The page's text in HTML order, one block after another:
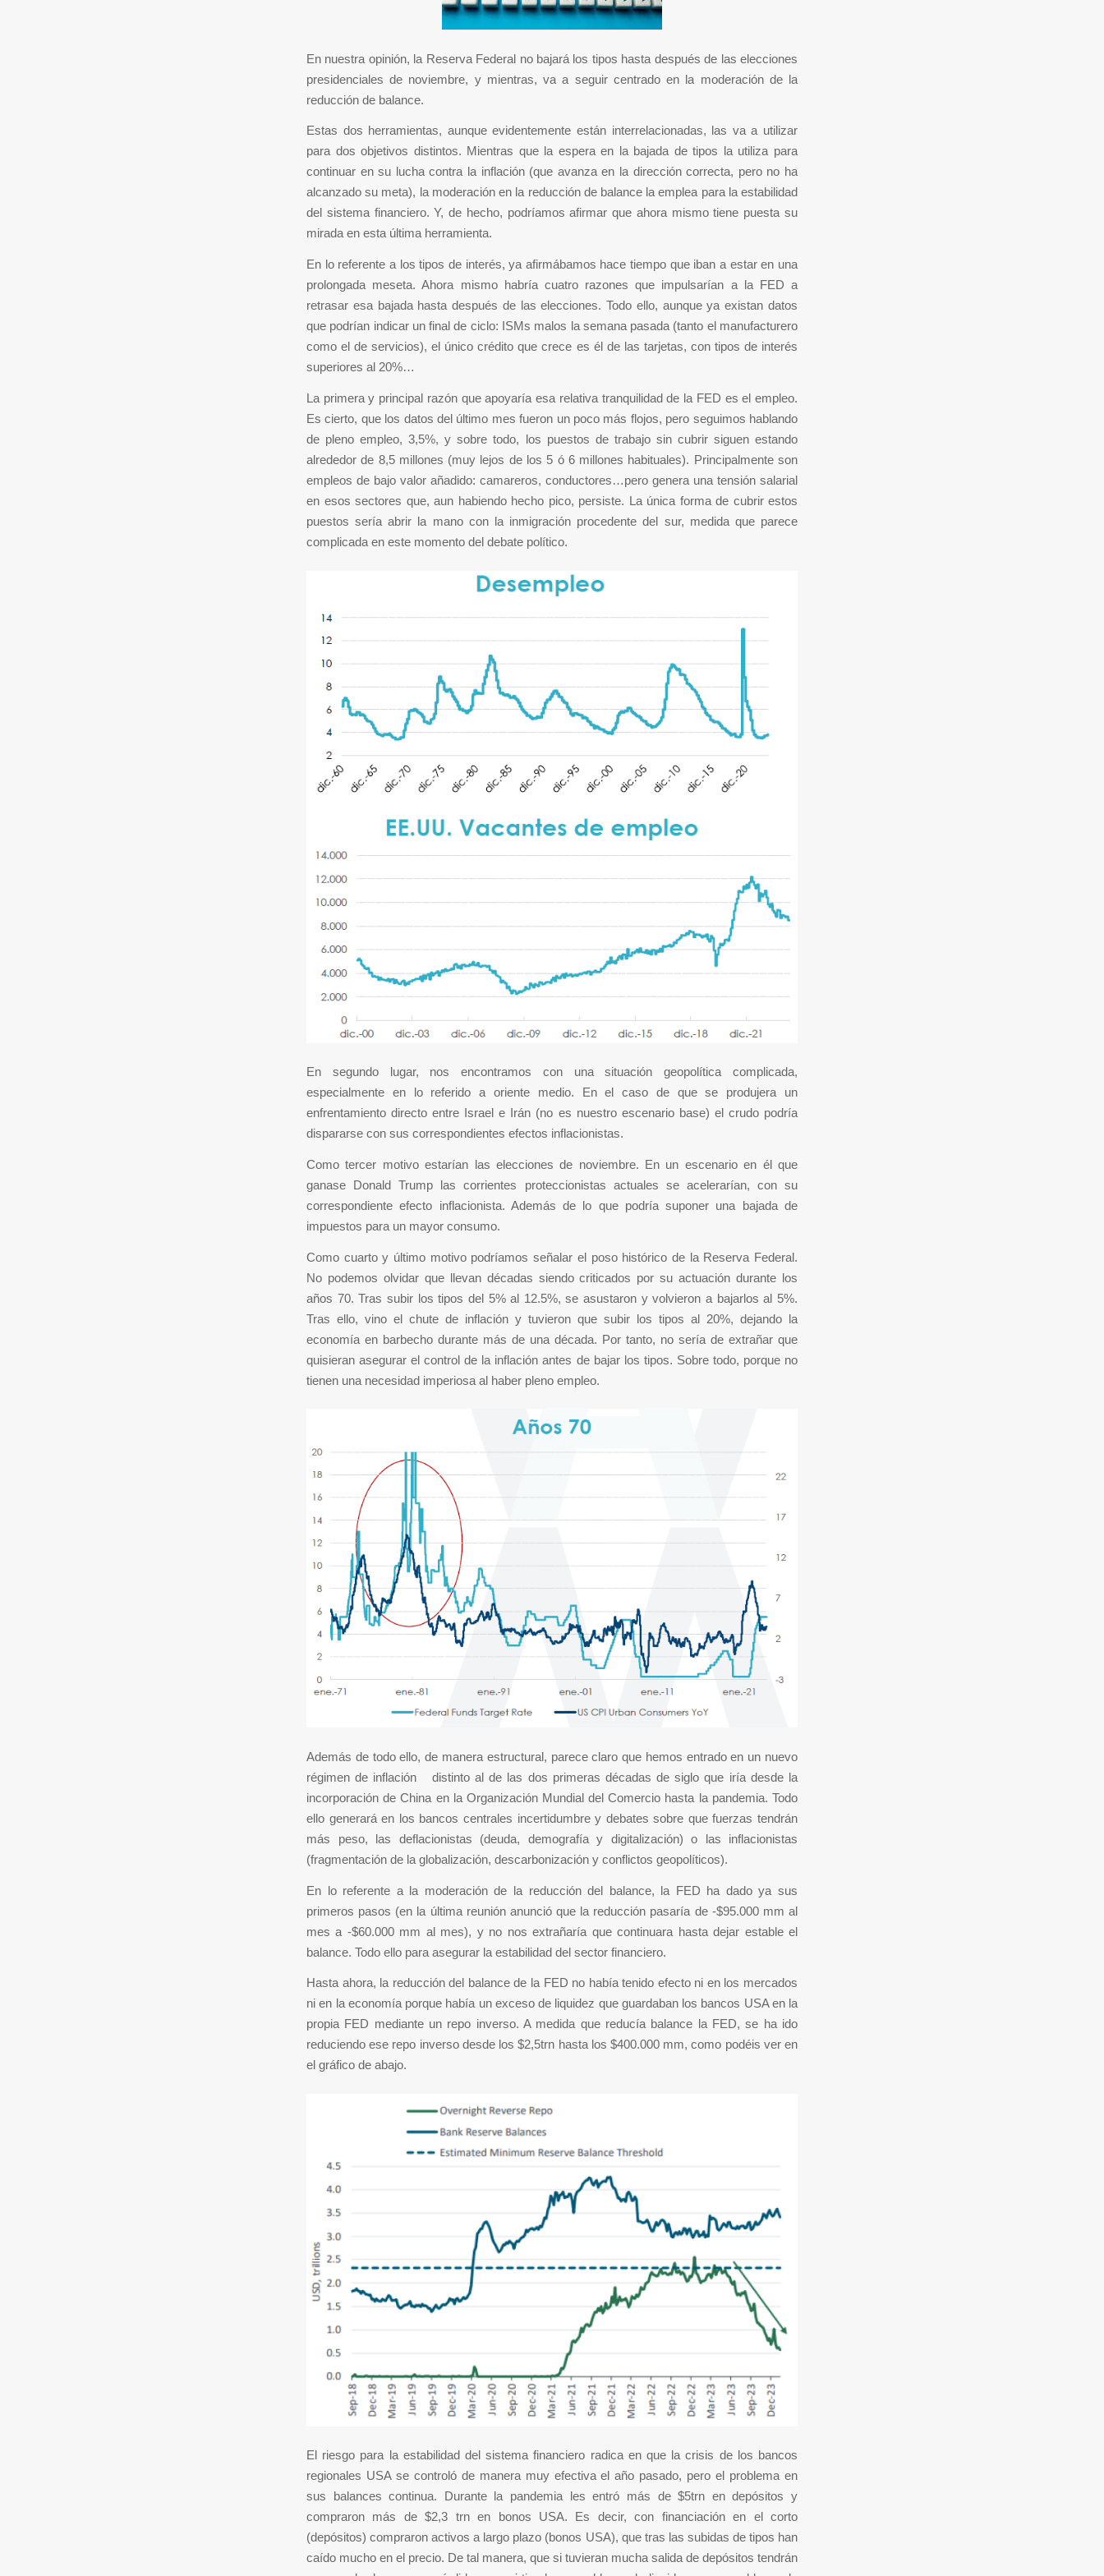
En nuestra opinión, la Reserva Federal no bajará los tipos hasta después de las elecciones
presidenciales de noviembre, y mientras, va a seguir centrado en la moderación de la
reducción de balance.
Estas dos herramientas, aunque evidentemente están interrelacionadas, las va a utilizar
para dos objetivos distintos. Mientras que la espera en la bajada de tipos la utiliza para
continuar en su lucha contra la inflación (que avanza en la dirección correcta, pero no ha
alcanzado su meta), la moderación en la reducción de balance la emplea para la estabilidad
del sistema financiero. Y, de hecho, podríamos afirmar que ahora mismo tiene puesta su
mirada en esta última herramienta.
En lo referente a los tipos de interés, ya afirmábamos hace tiempo que iban a estar en una
prolongada meseta. Ahora mismo habría cuatro razones que impulsarían a la FED a
retrasar esa bajada hasta después de las elecciones. Todo ello, aunque ya existan datos
que podrían indicar un final de ciclo: ISMs malos la semana pasada (tanto el manufacturero
como el de servicios), el único crédito que crece es él de las tarjetas, con tipos de interés
superiores al 20%…
La primera y principal razón que apoyaría esa relativa tranquilidad de la FED es el empleo.
Es cierto, que los datos del último mes fueron un poco más flojos, pero seguimos hablando
de pleno empleo, 3,5%, y sobre todo, los puestos de trabajo sin cubrir siguen estando
alrededor de 8,5 millones (muy lejos de los 5 ó 6 millones habituales). Principalmente son
empleos de bajo valor añadido: camareros, conductores…pero genera una tensión salarial
en esos sectores que, aun habiendo hecho pico, persiste. La única forma de cubrir estos
puestos sería abrir la mano con la inmigración procedente del sur, medida que parece
complicada en este momento del debate político.
En segundo lugar, nos encontramos con una situación geopolítica complicada,
especialmente en lo referido a oriente medio. En el caso de que se produjera un
enfrentamiento directo entre Israel e Irán (no es nuestro escenario base) el crudo podría
dispararse con sus correspondientes efectos inflacionistas.
Como tercer motivo estarían las elecciones de noviembre. En un escenario en él que
ganase Donald Trump las corrientes proteccionistas actuales se acelerarían, con su
correspondiente efecto inflacionista. Además de lo que podría suponer una bajada de
impuestos para un mayor consumo.
Como cuarto y último motivo podríamos señalar el poso histórico de la Reserva Federal.
No podemos olvidar que llevan décadas siendo criticados por su actuación durante los
años 70. Tras subir los tipos del 5% al 12.5%, se asustaron y volvieron a bajarlos al 5%.
Tras ello, vino el chute de inflación y tuvieron que subir los tipos al 20%, dejando la
economía en barbecho durante más de una década. Por tanto, no sería de extrañar que
quisieran asegurar el control de la inflación antes de bajar los tipos. Sobre todo, porque no
tienen una necesidad imperiosa al haber pleno empleo.
Además de todo ello, de manera estructural, parece claro que hemos entrado en un nuevo
régimen de inflación distinto al de las dos primeras décadas de siglo que iría desde la
incorporación de China en la Organización Mundial del Comercio hasta la pandemia. Todo
ello generará en los bancos centrales incertidumbre y debates sobre que fuerzas tendrán
más peso, las deflacionistas (deuda, demografía y digitalización) o las inflacionistas
(fragmentación de la globalización, descarbonización y conflictos geopolíticos).
En lo referente a la moderación de la reducción del balance, la FED ha dado ya sus
primeros pasos (en la última reunión anunció que la reducción pasaría de -$95.000 mm al
mes a -$60.000 mm al mes), y no nos extrañaría que continuara hasta dejar estable el
balance. Todo ello para asegurar la estabilidad del sector financiero.
Hasta ahora, la reducción del balance de la FED no había tenido efecto ni en los mercados
ni en la economía porque había un exceso de liquidez que guardaban los bancos USA en la
propia FED mediante un repo inverso. A medida que reducía balance la FED, se ha ido
reduciendo ese repo inverso desde los $2,5trn hasta los $400.000 mm, como podéis ver en
el gráfico de abajo.
El riesgo para la estabilidad del sistema financiero radica en que la crisis de los bancos
regionales USA se controló de manera muy efectiva el año pasado, pero el problema en
sus balances continua. Durante la pandemia les entró más de $5trn en depósitos y
compraron más de $2,3 trn en bonos USA. Es decir, con financiación en el corto
(depósitos) compraron activos a largo plazo (bonos USA), que tras las subidas de tipos han
caído mucho en el precio. De tal manera, que si tuvieran mucha salida de depósitos tendrán